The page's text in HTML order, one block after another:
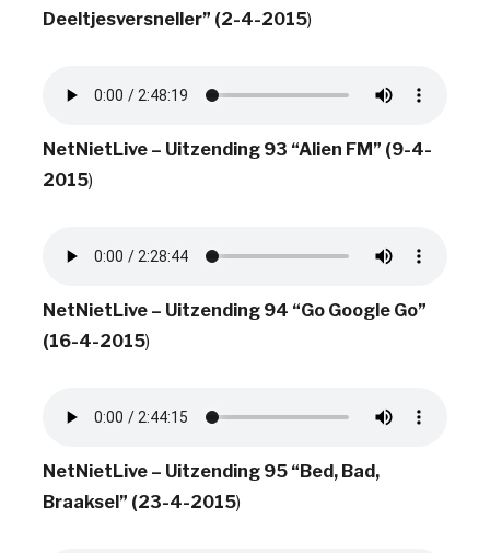
Deeltjesversneller” (2-4-2015)
NetNietLive – Uitzending 93 “Alien FM” (9-4-
2015)
NetNietLive – Uitzending 94 “Go Google Go”
(16-4-2015)
NetNietLive – Uitzending 95 “Bed, Bad,
Braaksel” (23-4-2015)